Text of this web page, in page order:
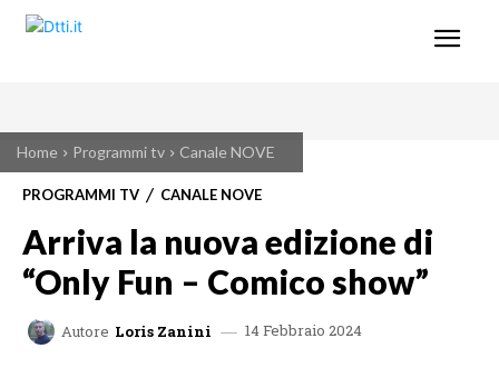
Home Programmi tv Canale NOVE
PROGRAMMI TV CANALE NOVE
Arriva la nuova edizione di
“Only Fun – Comico show”
Autore Loris Zanini 14 Febbraio 2024